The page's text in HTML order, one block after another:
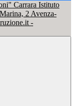
Istituto
2 Avenza-
-